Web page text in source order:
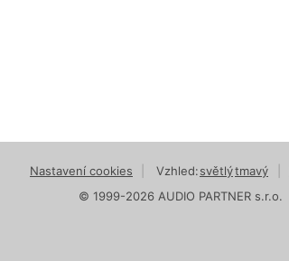
Nastavení cookies Vzhled:světlýtmavý
© 1999-2026 AUDIO PARTNER s.r.o.